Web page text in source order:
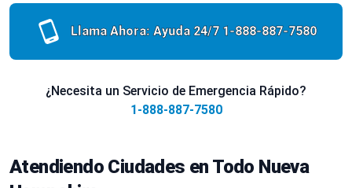
Llama Ahora: Ayuda 24/7 1-888-887-7580
¿Necesita un Servicio de Emergencia Rápido?
1-888-887-7580
Atendiendo Ciudades en Todo Nueva